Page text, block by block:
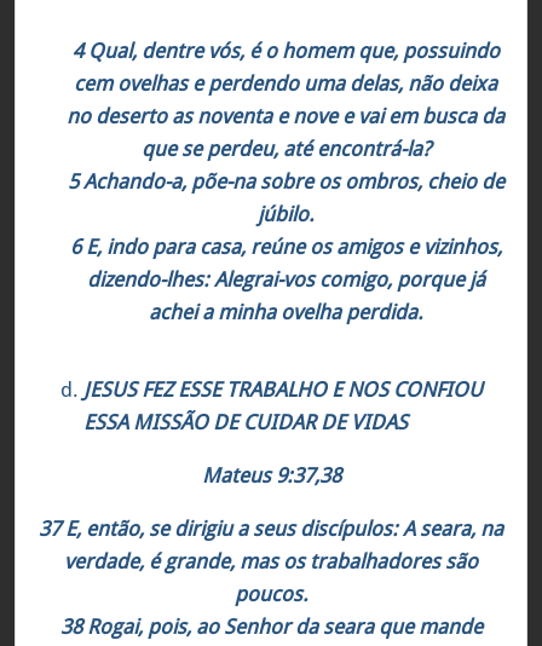
4 Qual, dentre vós, é o homem que, possuindo
cem ovelhas e perdendo uma delas, não deixa
no deserto as noventa e nove e vai em busca da
que se perdeu, até encontrá-la?
5 Achando-a, põe-na sobre os ombros, cheio de
júbilo.
6 E, indo para casa, reúne os amigos e vizinhos,
dizendo-lhes: Alegrai-vos comigo, porque já
achei a minha ovelha perdida.
JESUS FEZ ESSE TRABALHO E NOS CONFIOU
ESSA MISSÃO DE CUIDAR DE VIDAS
Mateus 9:37,38
37 E, então, se dirigiu a seus discípulos: A seara, na
verdade, é grande, mas os trabalhadores são
poucos.
38 Rogai, pois, ao Senhor da seara que mande